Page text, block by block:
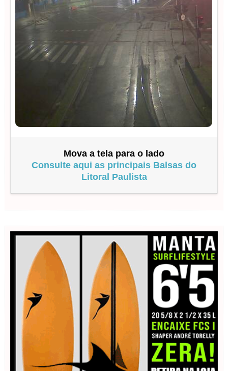
Mova a tela para o lado
Consulte aqui as principais Balsas do
Litoral Paulista